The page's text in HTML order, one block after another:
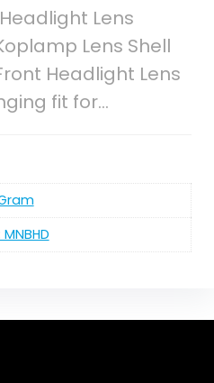
Headlight Lens
Lens Shell
Headlight Lens
fit for…